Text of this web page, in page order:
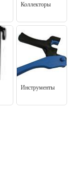
Коллекторы
Инструменты